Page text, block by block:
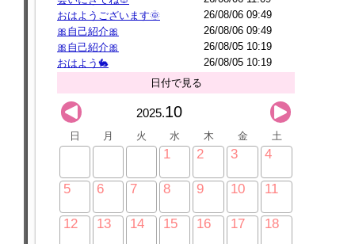
おはようございます🌞
26/08/06 09:49
🎀自己紹介🎀
26/08/06 09:49
🎀自己紹介🎀
26/08/05 10:19
おはよう🐇
26/08/05 10:19
日付で見る
2025.10
日 月 火 水 木 金 土
1 2 3 4
5 6 7 8 9 10 11
12 13 14 15 16 17 18